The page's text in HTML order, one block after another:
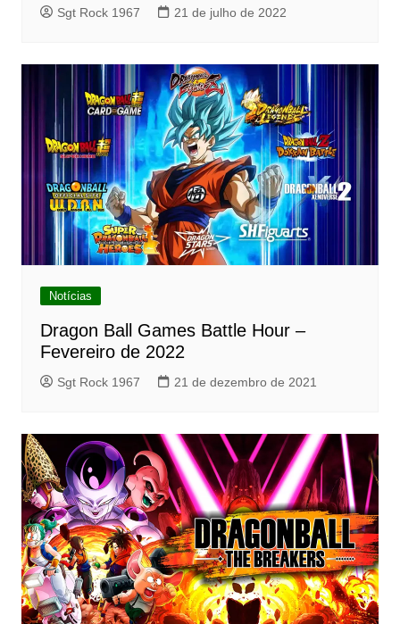
Sgt Rock 1967 21 de julho de 2022
Notícias
Dragon Ball Games Battle Hour –
Fevereiro de 2022
Sgt Rock 1967 21 de dezembro de 2021